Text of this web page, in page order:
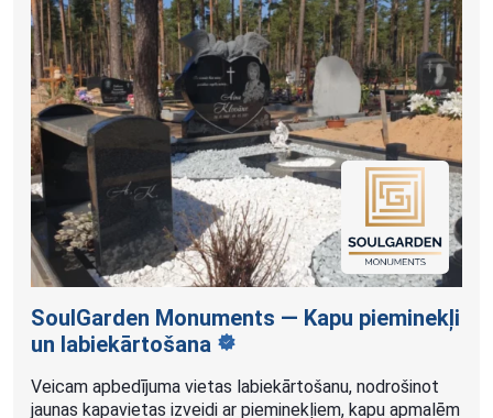
SoulGarden Monuments — Kapu pieminekļi
un labiekārtošana
Veicam apbedījuma vietas labiekārtošanu, nodrošinot
jaunas kapavietas izveidi ar pieminekļiem, kapu apmalēm